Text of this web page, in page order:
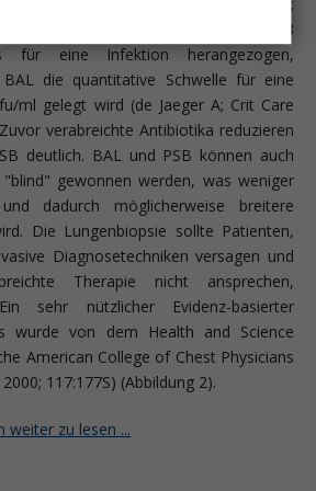
bakterielles Wachstum von > 103
für eine Infektion herangezogen,
die quantitative Schwelle für eine
ml gelegt wird (de Jaeger A; Crit Care
verabreichte Antibiotika reduzieren
deutlich. BAL und PSB können auch
gewonnen werden, was weniger
dadurch möglicherweise breitere
Die Lungenbiopsie sollte Patienten,
Diagnosetechniken versagen und
Therapie nicht ansprechen,
sehr nützlicher Evidenz-basierter
wurde von dem Health and Science
American College of Chest Physicians
117:177S) (Abbildung 2).
weiter zu lesen ...